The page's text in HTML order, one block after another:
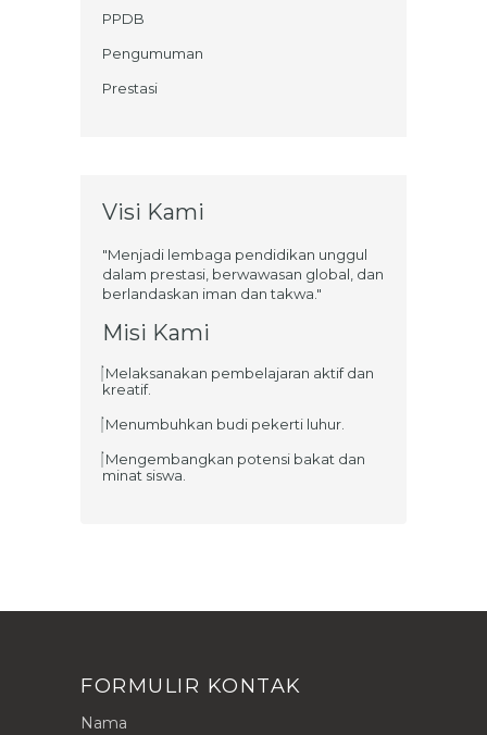
PPDB
Pengumuman
Prestasi
Visi Kami
"Menjadi lembaga pendidikan unggul
dalam prestasi, berwawasan global, dan
berlandaskan iman dan takwa."
Misi Kami
Melaksanakan pembelajaran aktif dan
kreatif.
Menumbuhkan budi pekerti luhur.
Mengembangkan potensi bakat dan
minat siswa.
FORMULIR KONTAK
Nama